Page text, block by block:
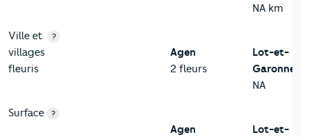
NA km
Ville et
villages
fleuris
?
Agen
2 fleurs
Lot-et-
Garonne
NA
Surface ?
Agen
Lot-et-